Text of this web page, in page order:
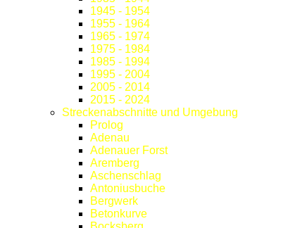
1945 - 1954
1955 - 1964
1965 - 1974
1975 - 1984
1985 - 1994
1995 - 2004
2005 - 2014
2015 - 2024
Streckenabschnitte und Umgebung
Prolog
Adenau
Adenauer Forst
Aremberg
Aschenschlag
Antoniusbuche
Bergwerk
Betonkurve